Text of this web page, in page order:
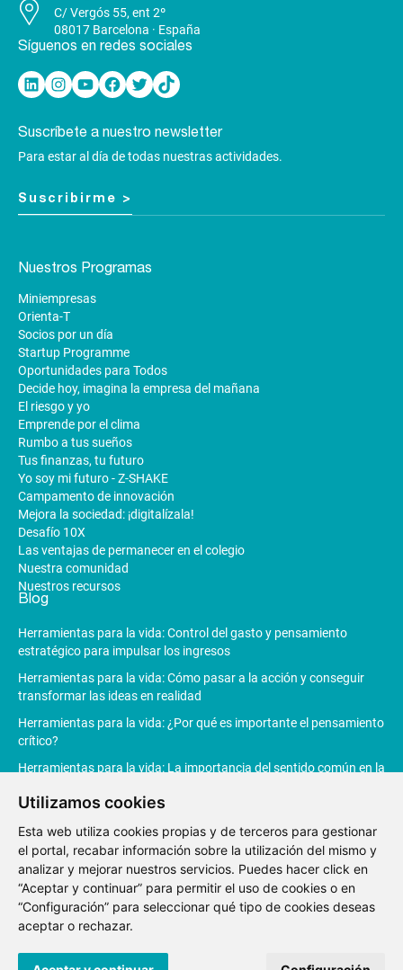
Utilizamos cookies
Esta web utiliza cookies propias y de terceros para gestionar
el portal, recabar información sobre la utilización del mismo y
analizar y mejorar nuestros servicios. Puedes hacer click en
“Aceptar y continuar” para permitir el uso de cookies o en
“Configuración” para seleccionar qué tipo de cookies deseas
aceptar o rechazar.
C/ Vergós 55, ent 2º
08017 Barcelona · España
Síguenos en redes sociales
Linkedin Instagram YouTube Facebook Twitter TikTok
Suscríbete a nuestro newsletter
Para estar al día de todas nuestras actividades.
Suscribirme >
Nuestros Programas
Miniempresas
Orienta-T
Socios por un día
Startup Programme
Oportunidades para Todos
Decide hoy, imagina la empresa del mañana
El riesgo y yo
Emprende por el clima
Rumbo a tus sueños
Tus finanzas, tu futuro
Yo soy mi futuro - Z-SHAKE
Campamento de innovación
Mejora la sociedad: ¡digitalízala!
Desafío 10X
Las ventajas de permanecer en el colegio
Nuestra comunidad
Nuestros recursos
Blog
Herramientas para la vida: Control del gasto y pensamiento
estratégico para impulsar los ingresos
Herramientas para la vida: Cómo pasar a la acción y conseguir
transformar las ideas en realidad
Herramientas para la vida: ¿Por qué es importante el pensamiento
crítico?
Herramientas para la vida: La importancia del sentido común en la
Herramientas para la vida: La Inteligencia Artificial revoluciona la
productividad
Aviso
Política de
Política de
Canal de
© 2021 Fundación Junior Achievement España.